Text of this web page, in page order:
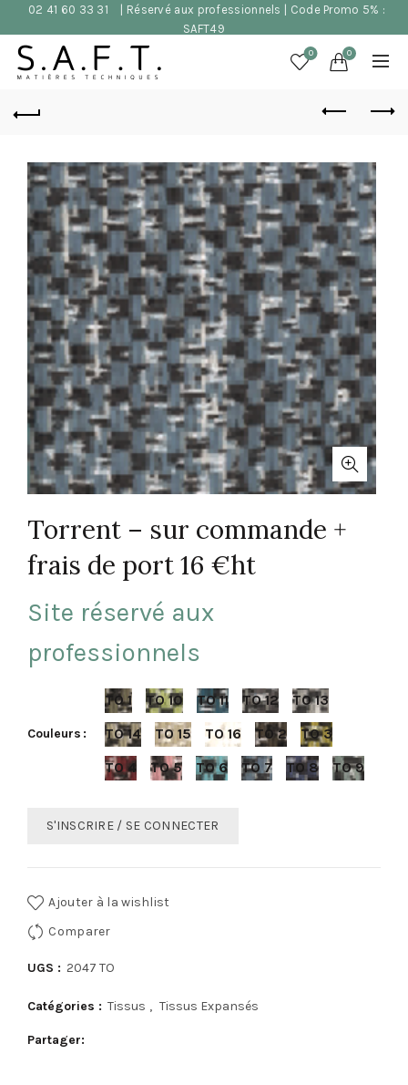
02 41 60 33 31
| Réservé aux professionnels | Code Promo 5% :
SAFT49
0 0
Torrent – sur commande +
frais de port 16 €ht
Site réservé aux
professionnels
Couleurs
TO 1 TO 10 TO 11 TO 12
TO 13
TO 14
TO 15 TO 16 TO 2
TO 3
TO 4
TO 5 TO 6 TO 7 TO 8 TO 9
S'INSCRIRE / SE CONNECTER
Ajouter à la wishlist
Comparer
UGS : 2047 TO
Catégories : Tissus , Tissus Expansés
Partager